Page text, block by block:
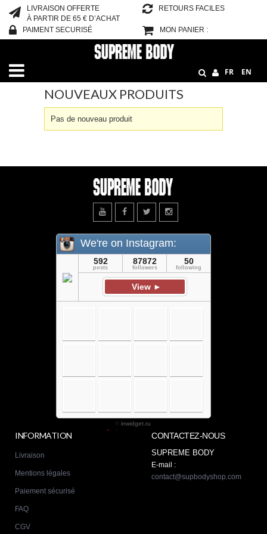
LIVRAISON OFFERTE
À PARTIR DE 65 € D’ACHAT
RETOURS FACILES
PAIMENT SECURISÉ MON PANIER :
FR EN
NOUVEAUX PRODUITS
Pas de nouveau produit
INFORMATION
Livraison
Mentions légales
Paiement sécurisé
FAQ
CGV
CONTACTEZ-NOUS
SUPREME BODY
E-mail :
contact@supbodyshop.com